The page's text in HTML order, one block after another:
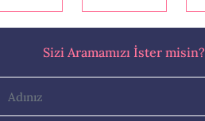
Sizi Aramamızı İster misin?